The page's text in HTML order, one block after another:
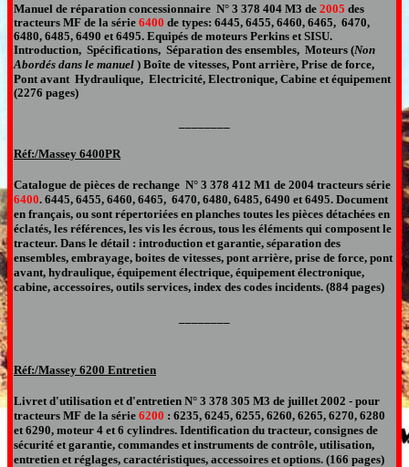
Manuel de réparation concessionnaire N° 3 378 404 M3 de 2005 des
tracteurs MF de la série 6400 de types: 6445, 6455, 6460, 6465, 6470,
6480, 6485, 6490 et 6495. Equipés de moteurs Perkins et SISU.
Introduction, Spécifications, Séparation des ensembles, Moteurs (Non
Abordés dans le manuel ) Boîte de vitesses, Pont arrière, Prise de force,
Pont avant Hydraulique, Electricité, Electronique, Cabine et équipement
(2276 pages)
Réf:/Massey 6400PR
Catalogue de pièces de rechange N° 3 378 412 M1 de 2004 tracteurs série
6400. 6445, 6455, 6460, 6465, 6470, 6480, 6485, 6490 et 6495. Document
en français, ou sont répertoriées en planches toutes les pièces détachées en
éclatés, les références, les vis les écrous, tous les éléments qui composent le
tracteur. Dans le détail : introduction et garantie, séparation des
ensembles, embrayage, boites de vitesses, pont arrière, prise de force, pont
avant, hydraulique, équipement électrique, équipement électronique,
cabine, accessoires, outils services, index des codes incidents. (884 pages)
Réf:/Massey 6200 Entretien
Livret d'utilisation et d'entretien N° 3 378 305 M3 de juillet 2002 - pour
tracteurs MF de la série 6200 : 6235, 6245, 6255, 6260, 6265, 6270, 6280
et 6290, moteur 4 et 6 cylindres. Identification du tracteur, consignes de
sécurité et garantie, commandes et instruments de contrôle, utilisation,
entretien et réglages, caractéristiques, accessoires et options. (166 pages)